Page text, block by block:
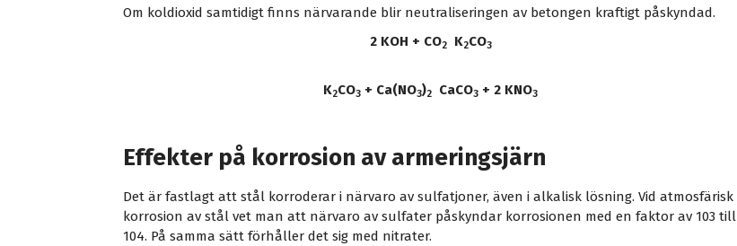
Om koldioxid samtidigt finns närvarande blir neutraliseringen av betongen kraftigt påskyndad.
2 KOH + CO2K2CO3
K2CO3 + Ca(NO3)2 CaCO3 + 2 KNO3
Effekter på korrosion av armeringsjärn
Det är fastlagt att stål korroderar i närvaro av sulfatjoner, även i alkalisk lösning. Vid atmosfärisk
korrosion av stål vet man att närvaro av sulfater påskyndar korrosionen med en faktor av 103 till
104. På samma sätt förhåller det sig med nitrater.